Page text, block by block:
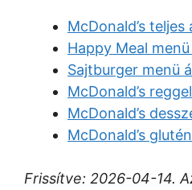
McDonald’s
Happy Meal
Sajtburger menü
McDonald’s
McDonald’s
McDonald’s
Frissítve: 2026-04-14.